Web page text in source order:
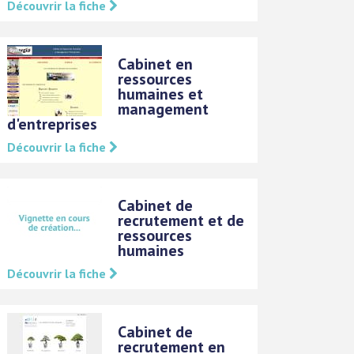
Découvrir la fiche
Cabinet en
ressources
humaines et
management
d'entreprises
Découvrir la fiche
Cabinet de
recrutement et de
ressources
humaines
Découvrir la fiche
Cabinet de
recrutement en